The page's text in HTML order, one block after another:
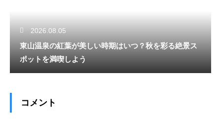
2026.08.05
東山温泉の紅葉が美しい時期はいつ？秋を彩る絶景ス
ポットを満喫しよう
コメント